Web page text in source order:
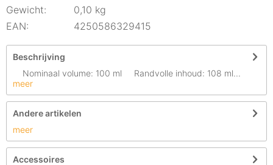
Gewicht:
0,10 kg
EAN:
4250586329415
Beschrijving
Nominaal volume: 100 ml Randvolle inhoud: 108 ml...
meer
Andere artikelen
meer
Accessoires